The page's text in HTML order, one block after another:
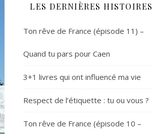
LES DERNIÈRES HISTOIRES
Ton rêve de France (épisode 11) –
Quand tu pars pour Caen
3+1 livres qui ont influencé ma vie
Respect de l’étiquette : tu ou vous ?
Ton rêve de France (épisode 10 –